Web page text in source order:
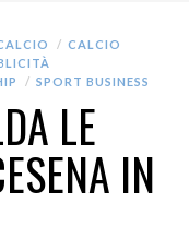
CALCIO
SPORT BUSINESS
LE
IN